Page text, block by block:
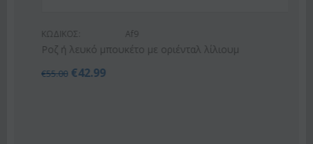
ΚΩΔΙΚΟΣ: Af9
Ροζ ή λευκό μπουκέτο με οριένταλ λίλιουμ
55.00 € 42.99